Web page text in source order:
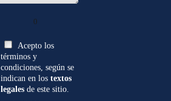
0
Acepto los
términos y
condiciones, según se
indican en lostextos
legales de este sitio.